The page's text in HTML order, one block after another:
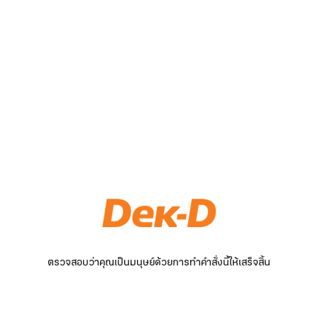
ตรวจสอบว่าคุณเป็นมนุษย์ด้วยการทำคำสั่งนี้ให้เสร็จสิ้น